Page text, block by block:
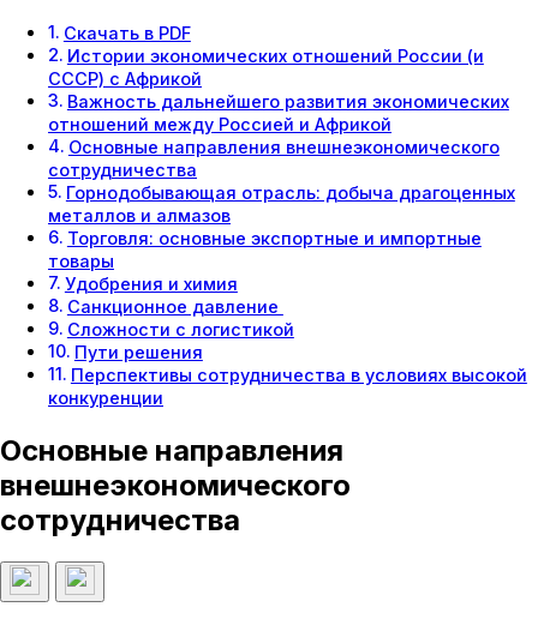
Скачать в PDF
Истории экономических отношений России (и
СССР) с Африкой
Важность дальнейшего развития экономических
отношений между Россией и Африкой
Основные направления внешнеэкономического
сотрудничества
Горнодобывающая отрасль: добыча драгоценных
металлов и алмазов
Торговля: основные экспортные и импортные
товары
Удобрения и химия
Санкционное давление
Сложности с логистикой
Пути решения
Перспективы сотрудничества в условиях высокой
конкуренции
Основные направления
внешнеэкономического
сотрудничества